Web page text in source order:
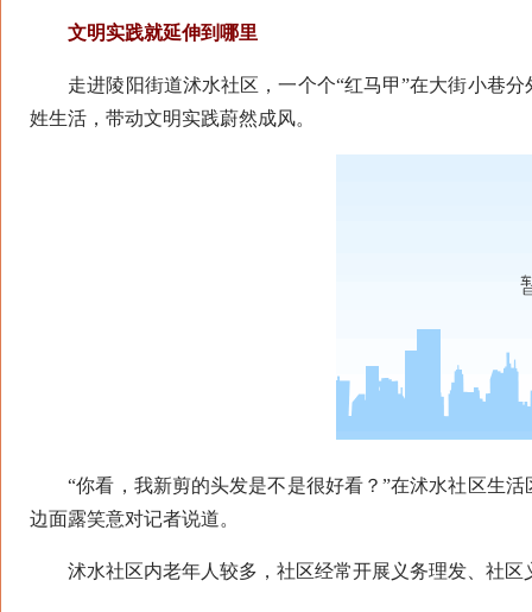
文明实践就延伸到哪里
走进陵阳街道沭水社区，一个个“红马甲”在大街小巷分
姓生活，带动文明实践蔚然成风。
“你看，我新剪的头发是不是很好看？”在沭水社区生活
边面露笑意对记者说道。
沭水社区内老年人较多，社区经常开展义务理发、社区